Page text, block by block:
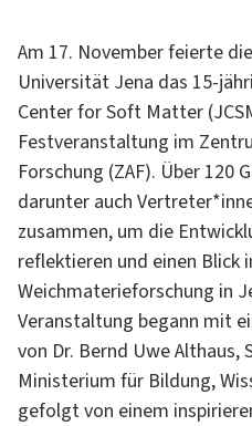
Am 17. November feierte
Universität Jena das 15-
Center for Soft Matter
Festveranstaltung im
Forschung (ZAF). Über 120
darunter auch
zusammen, um die
reflektieren und einen Blick
Weichmaterieforschung in
Veranstaltung begann mit
von Dr. Bernd Uwe
Ministerium für Bildung,
gefolgt von einem